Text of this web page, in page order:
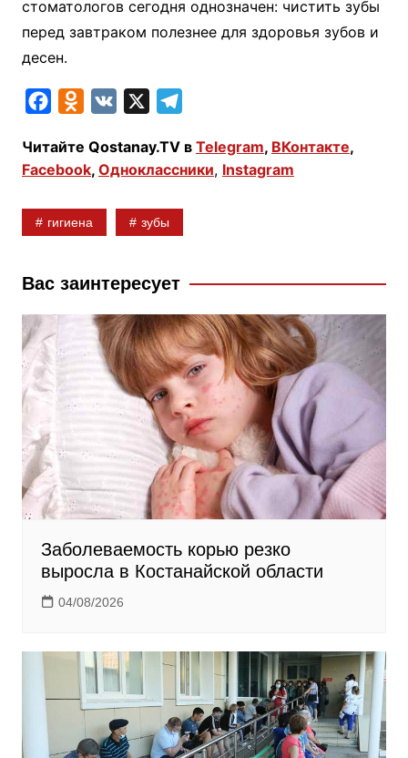
стоматологов сегодня однозначен: чистить зубы
перед завтраком полезнее для здоровья зубов и
десен.
c
e
o
k
n
o
l
s
i
l
e
m
Читайте Qostanay.TV в Telegram, ВКонтакте,
Facebook, Одноклассники, Instagram
гигиена зубы
Вас заинтересует
Заболеваемость корью резко
выросла в Костанайской области
04/08/2026